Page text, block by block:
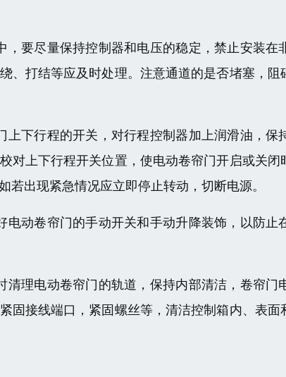
，要尽量保持控制器和电压的稳定，禁止安装
、打结等应及时处理。注意通道的是否堵塞，
上下行程的开关，对行程控制器加上润滑油，
对上下行程开关位置，使电动卷帘门开启或关
若出现紧急情况应立即停止转动，切断电源。
电动卷帘门的手动开关和手动升降装饰，以防
清理电动卷帘门的轨道，保持内部清洁，卷帘
固接线端口，紧固螺丝等，清洁控制箱内、表